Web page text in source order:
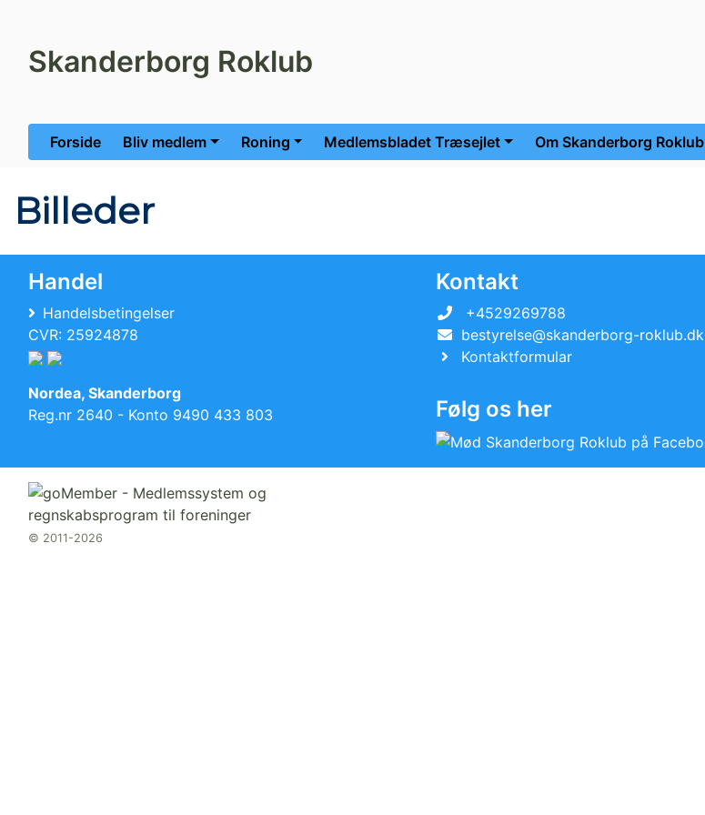
Skanderborg Roklub
Forside Bliv medlem Roning Medlemsbladet Træsejlet Om Skanderborg Roklub
Billeder
Handel
Handelsbetingelser
CVR: 25924878
Nordea, Skanderborg
Reg.nr 2640 - Konto 9490 433 803
Kontakt
+4529269788
bestyrelse@skanderborg-roklub.dk
Kontaktformular
Følg os her
© 2011-2026